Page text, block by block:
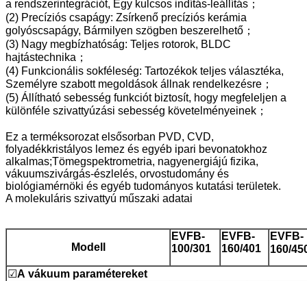
a rendszerintegrációt, Egy kulcsos indítás-leállítás；
(2) Precíziós csapágy: Zsírkenő precíziós kerámia
golyóscsapágy, Bármilyen szögben beszerelhető；
(3) Nagy megbízhatóság: Teljes rotorok, BLDC
hajtástechnika；
(4) Funkcionális sokféleség: Tartozékok teljes választéka,
Személyre szabott megoldások állnak rendelkezésre；
(5) Állítható sebesség funkciót biztosít, hogy megfeleljen a
különféle szivattyúzási sebesség követelményeinek；
Ez a terméksorozat elsősorban PVD, CVD,
folyadékkristályos lemez és egyéb ipari bevonatokhoz
alkalmas;Tömegspektrometria, nagyenergiájú fizika,
vákuumszivárgás-észlelés, orvostudomány és
biológiamérnöki és egyéb tudományos kutatási területek.
A molekuláris szivattyú műszaki adatai
Modell
EVFB-
100/301
EVFB-
160/401
EVFB-
160/
☑A vákuum paramétereket